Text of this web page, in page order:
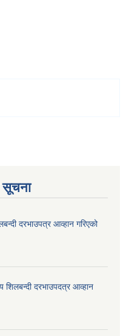
सूचना
दरभाउपत्र आव्हान गरिएको
शिलबन्दी दरभाउपदत्र आव्हान